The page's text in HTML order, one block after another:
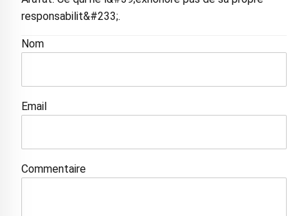
responsabilit&#233;.
Nom
Email
Commentaire